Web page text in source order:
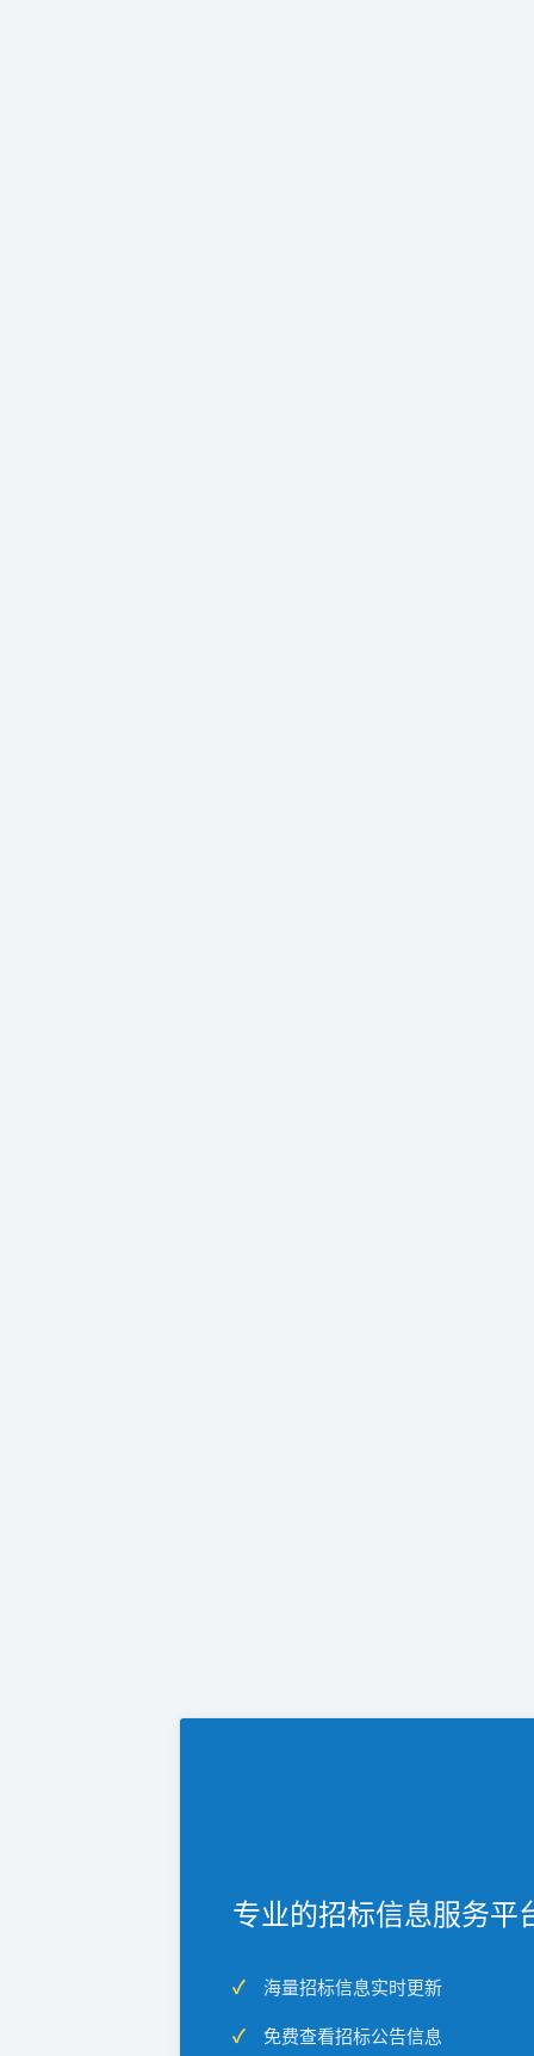
专业的招标信息服务平
海量招标信息实时更新
免费查看招标公告信息